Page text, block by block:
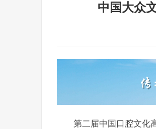
中国大众
第二届中国口腔文化